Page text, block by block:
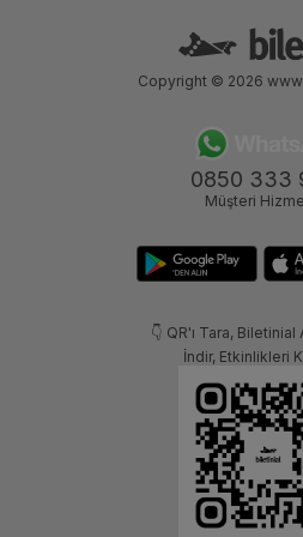
0850 333
Müşteri
👇 QR'ı Tara, Biletinial
İndir, Etkinlikleri
Copyright © 2026